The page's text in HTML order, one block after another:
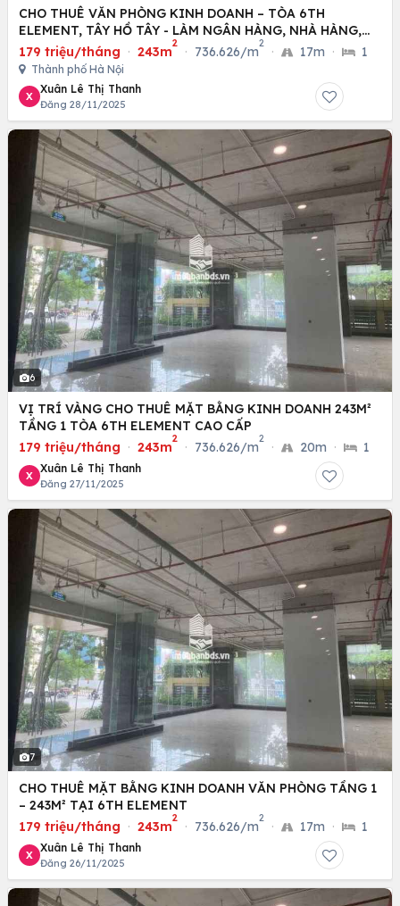
CHO THUÊ VĂN PHÒNG KINH DOANH – TÒA 6TH
ELEMENT, TÂY HỒ TÂY - LÀM NGÂN HÀNG, NHÀ HÀNG,
SHOWROOM
179 triệu/tháng · 243m
2
· 736.626/m
2
· 17m · 1
Thành phố Hà Nội
X
Xuân Lê Thị Thanh
Đăng 28/11/2025
6
VỊ TRÍ VÀNG CHO THUÊ MẶT BẰNG KINH DOANH 243M²
TẦNG 1 TÒA 6TH ELEMENT CAO CẤP
179 triệu/tháng · 243m
2
· 736.626/m
2
· 20m · 1
X
Xuân Lê Thị Thanh
Đăng 27/11/2025
7
CHO THUÊ MẶT BẰNG KINH DOANH VĂN PHÒNG TẦNG 1
– 243M² TẠI 6TH ELEMENT
179 triệu/tháng · 243m
2
· 736.626/m
2
· 17m · 1
X
Xuân Lê Thị Thanh
Đăng 26/11/2025